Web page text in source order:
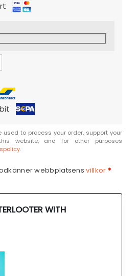
to process your order, support your
website, and for other purposes
.
webbplatsensvillkor *
WITH